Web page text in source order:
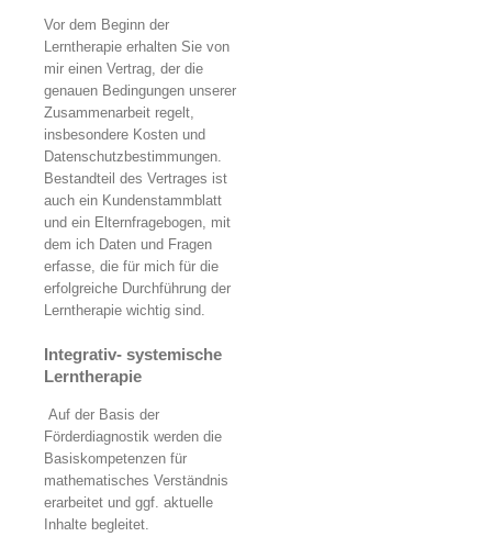
Vor dem Beginn der
Lerntherapie erhalten Sie von
mir einen Vertrag, der die
genauen Bedingungen unserer
Zusammenarbeit regelt,
insbesondere Kosten und
Datenschutzbestimmungen.
Bestandteil des Vertrages ist
auch ein Kundenstammblatt
und ein Elternfragebogen, mit
dem ich Daten und Fragen
erfasse, die für mich für die
erfolgreiche Durchführung der
Lerntherapie wichtig sind.
Integrativ- systemische
Lerntherapie
Auf der Basis der
Förderdiagnostik werden die
Basiskompetenzen für
mathematisches Verständnis
erarbeitet und ggf. aktuelle
Inhalte begleitet.